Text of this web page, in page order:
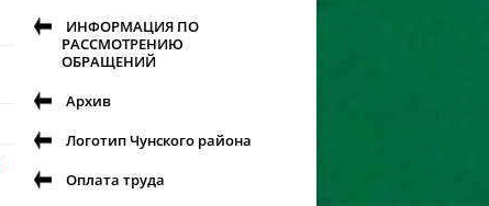
ИНФОРМАЦИЯ ПО
РАССМОТРЕНИЮ
ОБРАЩЕНИЙ
Архив
Логотип Чунского района
Оплата труда